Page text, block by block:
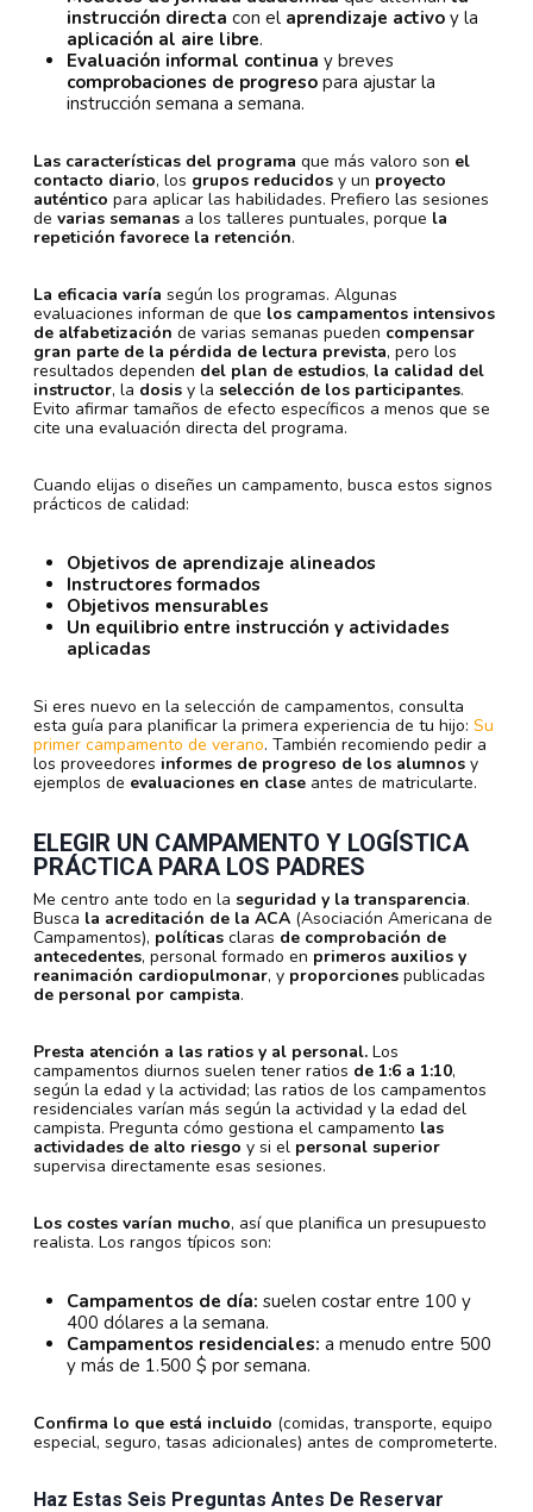
instrucción directa con el aprendizaje activo y la
aplicación al aire libre.
Evaluación informal continua y breves
comprobaciones de progreso para ajustar la
instrucción semana a semana.
Las características del programa que más valoro son el
contacto diario, los grupos reducidos y un proyecto
auténtico para aplicar las habilidades. Prefiero las sesiones
de varias semanas a los talleres puntuales, porque la
repetición favorece la retención.
La eficacia varía según los programas. Algunas
evaluaciones informan de que los campamentos intensivos
de alfabetización de varias semanas pueden compensar
gran parte de la pérdida de lectura prevista, pero los
resultados dependen del plan de estudios, la calidad del
instructor, la dosis y la selección de los participantes.
Evito afirmar tamaños de efecto específicos a menos que se
cite una evaluación directa del programa.
Cuando elijas o diseñes un campamento, busca estos signos
prácticos de calidad:
Objetivos de aprendizaje alineados
Instructores formados
Objetivos mensurables
Un equilibrio entre instrucción y actividades
aplicadas
Si eres nuevo en la selección de campamentos, consulta
esta guía para planificar la primera experiencia de tu hijo: Su
primer campamento de verano. También recomiendo pedir a
los proveedores informes de progreso de los alumnos y
ejemplos de evaluaciones en clase antes de matricularte.
ELEGIR UN CAMPAMENTO Y LOGÍSTICA
PRÁCTICA PARA LOS PADRES
Me centro ante todo en la seguridad y la transparencia.
Busca la acreditación de la ACA (Asociación Americana de
Campamentos), políticas claras de comprobación de
antecedentes, personal formado en primeros auxilios y
reanimación cardiopulmonar, y proporciones publicadas
de personal por campista.
Presta atención a las ratios y al personal. Los
campamentos diurnos suelen tener ratios de 1:6 a 1:10,
según la edad y la actividad; las ratios de los campamentos
residenciales varían más según la actividad y la edad del
campista. Pregunta cómo gestiona el campamento las
actividades de alto riesgo y si el personal superior
supervisa directamente esas sesiones.
Los costes varían mucho, así que planifica un presupuesto
realista. Los rangos típicos son:
Campamentos de día: suelen costar entre 100 y
400 dólares a la semana.
Campamentos residenciales: a menudo entre 500
y más de 1.500 $ por semana.
Confirma lo que está incluido (comidas, transporte, equipo
especial, seguro, tasas adicionales) antes de comprometerte.
Haz Estas Seis Preguntas Antes De Reservar